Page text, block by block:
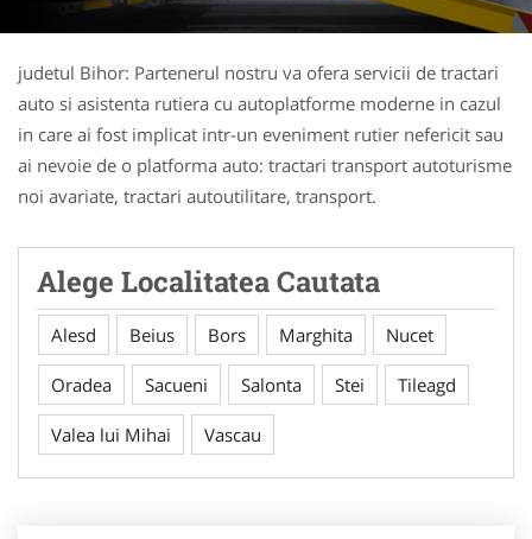
judetul Bihor: Partenerul nostru va ofera servicii de tractari
auto si asistenta rutiera cu autoplatforme moderne in cazul
in care ai fost implicat intr-un eveniment rutier nefericit sau
ai nevoie de o platforma auto: tractari transport autoturisme
noi avariate, tractari autoutilitare, transport.
Alege Localitatea Cautata
Alesd Beius Bors Marghita Nucet
Oradea Sacueni Salonta Stei Tileagd
Valea lui Mihai Vascau